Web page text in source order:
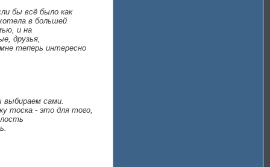
бы всё было как
в большей
и на
друзья,
теперь интересно
выбираем сами.
тоска - это для того,